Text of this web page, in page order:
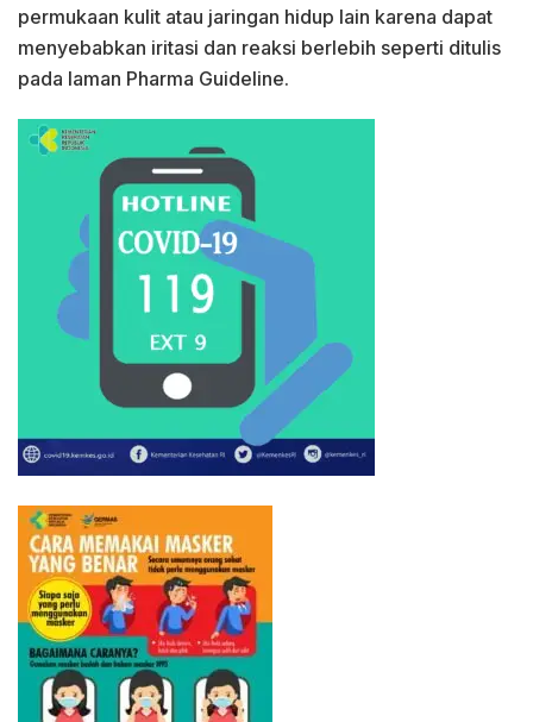
permukaan kulit atau jaringan hidup lain karena dapat
menyebabkan iritasi dan reaksi berlebih seperti ditulis
pada laman Pharma Guideline.